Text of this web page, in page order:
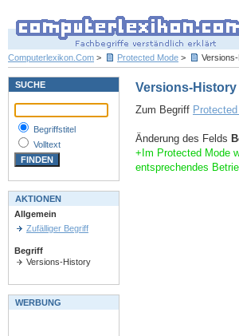
Computerlexikon.Com > Protected Mode >
Versions-
Zum Begriff
Änderung des Felds
+Im Protected Mode
entsprechendes
SUCHE
Begriffstitel
Volltext
AKTIONEN
Allgemein
Zufälliger Begriff
Begriff
Versions-History
WERBUNG